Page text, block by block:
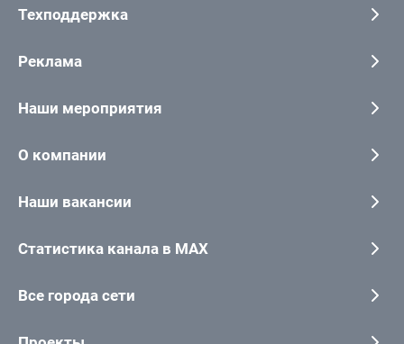
Техподдержка
Реклама
Наши мероприятия
О компании
Наши вакансии
Статистика канала в MAX
Все города сети